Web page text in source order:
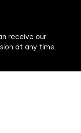
receive our
at any time.